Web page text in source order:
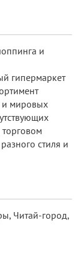
и
гипермаркет
и мировых
стиля и
Читай-город,